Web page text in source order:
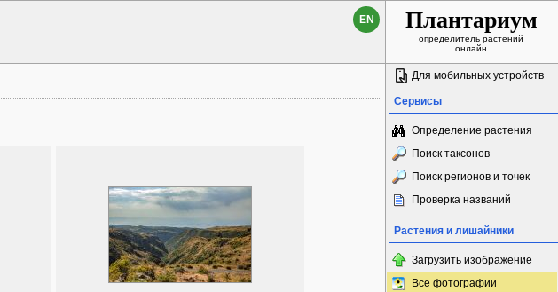
EN Плантариум
определитель растений
онлайн
Для мобильных устройств
Сервисы
Определение растения
Поиск таксонов
Поиск регионов и точек
Проверка названий
Растения и лишайники
Загрузить изображение
Все фотографии